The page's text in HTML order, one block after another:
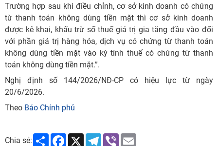
Trường hợp sau khi điều chỉnh, cơ sở kinh doanh có chứng
từ thanh toán không dùng tiền mặt thì cơ sở kinh doanh
được kê khai, khấu trừ số thuế giá trị gia tăng đầu vào đối
với phần giá trị hàng hóa, dịch vụ có chứng từ thanh toán
không dùng tiền mặt vào kỳ tính thuế có chứng từ thanh
toán không dùng tiền mặt.”.
Nghị định số 144/2026/NĐ-CP có hiệu lực từ ngày
20/6/2026.
Theo Báo Chính phủ
Chia sẻ: Share Facebook
X Telegram
Viber